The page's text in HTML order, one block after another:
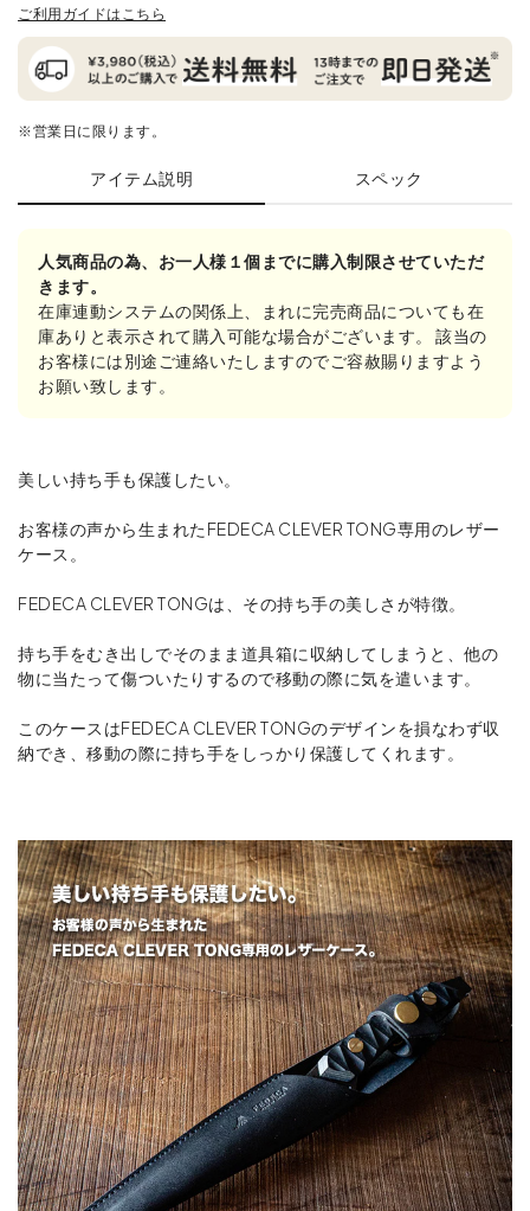
ご利用ガイドはこちら
※営業日に限ります。
アイテム説明 スペック
人気商品の為、お一人様１個までに購入制限させていただ
きます。
在庫連動システムの関係上、まれに完売商品についても在
庫ありと表示されて購入可能な場合がございます。 該当の
お客様には別途ご連絡いたしますのでご容赦賜りますよう
お願い致します。
美しい持ち手も保護したい。
お客様の声から生まれたFEDECA CLEVER TONG専用のレザー
ケース。
FEDECA CLEVER TONGは、その持ち手の美しさが特徴。
持ち手をむき出しでそのまま道具箱に収納してしまうと、他の
物に当たって傷ついたりするので移動の際に気を遣います。
このケースはFEDECA CLEVER TONGのデザインを損なわず収
納でき、移動の際に持ち手をしっかり保護してくれます。